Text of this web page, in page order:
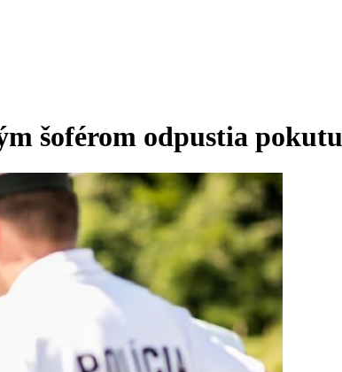
šoférom odpustia